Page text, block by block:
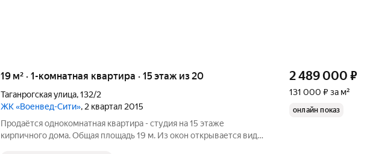
19 м² · 1-комнатная квартира · 15 этаж из 20
Таганрогская улица,132/2
ЖК «Военвед-Сити», 2 квартал 2015
Продаётся однокомнатная квартира - студия на 15 этаже
кирпичного дома. Общая площадь 19 м. Из окон открывается вид
2 489 000 ₽
131 000 ₽ за м²
онлайн показ